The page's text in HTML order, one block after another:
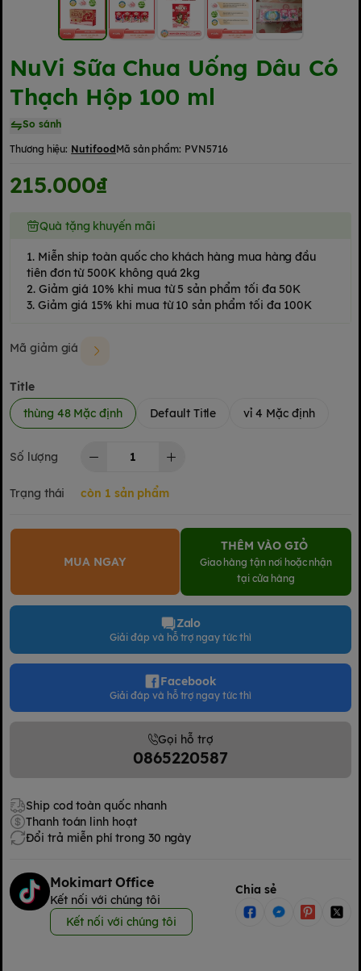
NuVi Sữa Chua Uống Dâu Có
Thạch Hộp 100 ml
So sánh
Thương hiệu: Nutifood Mã sản phẩm: PVN5716
215.000₫
Quà tặng khuyến mãi
1. Miễn ship toàn quốc cho khách hàng mua hàng đầu
tiên đơn từ 500K không quá 2kg
2. Giảm giá 10% khi mua từ 5 sản phẩm tối đa 50K
3. Giảm giá 15% khi mua từ 10 sản phẩm tối đa 100K
Mã giảm giá
Title
thùng 48 Mặc định
Default Title vỉ 4 Mặc định
Số lượng
Trạng thái còn 1 sản phẩm
MUA NGAY
THÊM VÀO GIỎ
Giao hàng tận nơi hoặc nhận
tại cửa hàng
Zalo
Giải đáp và hỗ trợ ngay tức thì
Facebook
Giải đáp và hỗ trợ ngay tức thì
Gọi hỗ trợ
0865220587
Ship cod toàn quốc nhanh
Thanh toán linh hoạt
Đổi trả miễn phí trong 30 ngày
Mokimart Office
Kết nối với chúng tôi
Kết nối với chúng tôi
Chia sẻ